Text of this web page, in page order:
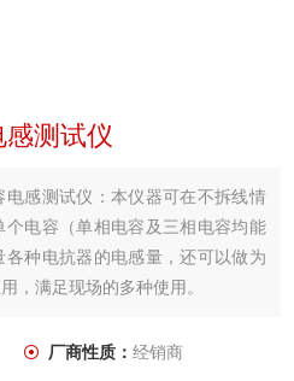
测试仪
电感测试仪：本仪器可在不拆线情
电容（单相电容及三相电容均能
种电抗器的电感量，还可以做为
，满足现场的多种使用。
厂商性质： 经销商